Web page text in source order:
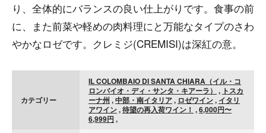
り、全体的にバランスの良い仕上がりです。食事の前
に、また前菜や軽めの肉料理にと万能なタイプのさわ
やかなロゼです。クレミジ(CREMISI)は深紅の意。
カテゴリー
IL COLOMBAIO DI SANTA CHIARA（イル・コ
ロンバイオ・ディ・サンタ・キアーラ） , トスカ
ーナ州 ,中部・南イタリア, ロゼワイン, イタリ
アワイン,待望の再入荷ワイン！ ,6,000円〜
6,999円 ,